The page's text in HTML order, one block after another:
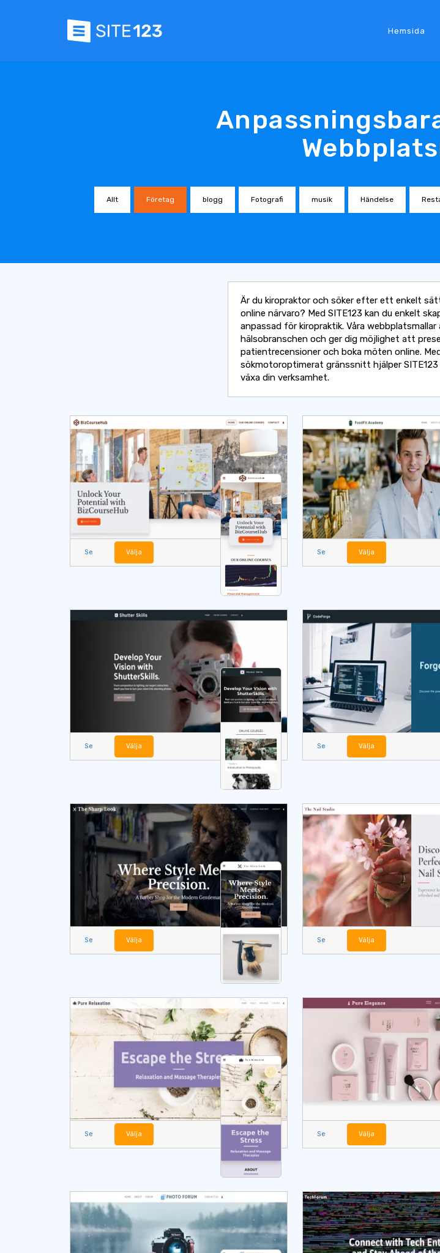
Hemsida
Allt Företag blogg Fotografi musik Händelse
Är du kiropraktor och söker efter ett enkelt
online närvaro? Med SITE123 kan du enkelt
anpassad för kiropraktik. Våra
hälsobranschen och ger dig möjlighet att
patientrecensioner och boka möten online.
sökmotoroptimerat gränssnitt hjälper
växa din verksamhet.
Se Välja Se Välja
Se Välja Se Välja
Se Välja Se Välja
Se Välja Se Välja